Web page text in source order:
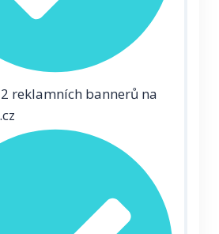
reklamních bannerů na